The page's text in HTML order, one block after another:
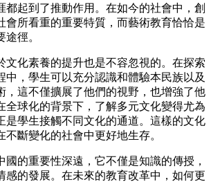
都起到了推動作用。在如今的社會中，創
會所看重的重要特質，而藝術教育恰恰是
徑。
文化素養的提升也是不容忽視的。在探索
中，學生可以充分認識和體驗本民族以及
，這不僅擴展了他們的視野，也增強了他
全球化的背景下，了解多元文化變得尤為
是學生接觸不同文化的通道。這樣的文化
斷變化的社會中更好地生存。
國的重要性深遠，它不僅是知識的傳授，
感的發展。在未來的教育改革中，如何更